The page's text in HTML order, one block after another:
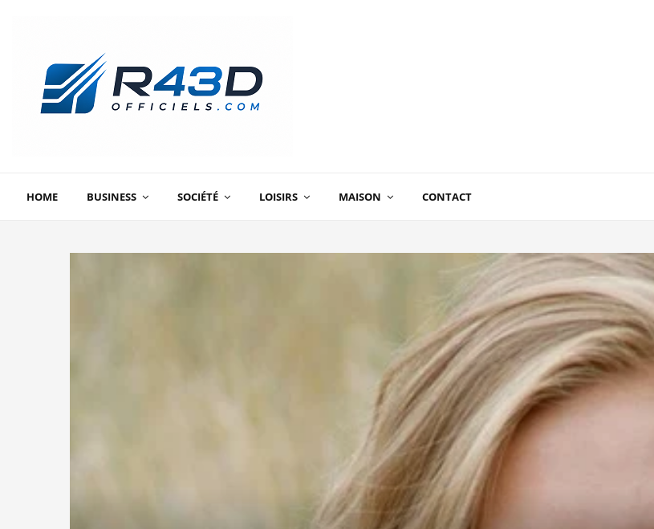
HOME BUSINESS SOCIÉTÉ LOISIRS MAISON CONTACT